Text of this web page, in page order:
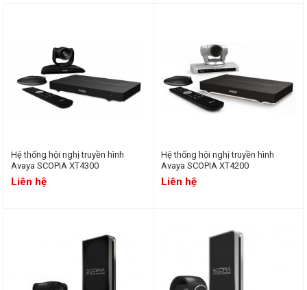
truyền hình end-point đầu cuối,
kết hợp với hệ thống trình chiếu &
hiển thị, hệ thống âm thanh hội
thảo & âm thanh bổ trợ và hệ
thống điều khiển tích hợp thành
Phạm vi ứng dụng
Giao ban trực tuyến cấp Chính phủ.
Đào tạo nội bộ, liên kết giáo dục, giảng dạy từ xa.
Hệ thống hội nghị truyền hình
Avaya SCOPIA XT4300
Liên hệ
Hệ thống hội nghị truyền hình
Avaya SCOPIA XT4200
Liên hệ